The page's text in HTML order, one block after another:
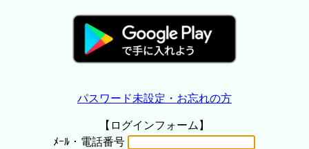
パスワード未設定・お忘れの方
【ログインフォーム】
ﾒｰﾙ・電話番号